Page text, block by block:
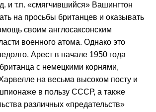
и т.п. «смягчившийся» Вашингтон
на просьбы британцев и оказывать
своим англосаксонским
военного атома. Однако это
Арест в начале 1950 года
с немецкими корнями,
на весьма высоком посту и
в пользу СССР, а также
различных «предательств»